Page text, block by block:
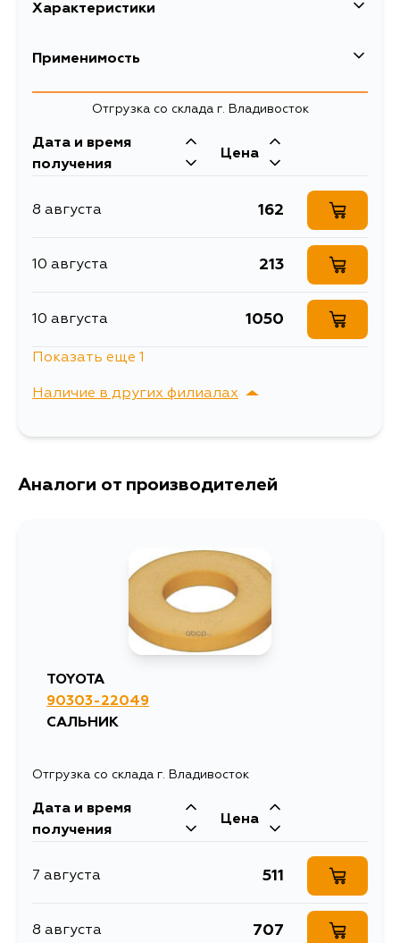
Характеристики
Высота упаковки, мм
0.009
Описание
ПЫЛЬНИК-ШАЙБА
Ширина упаковки, мм
Применимость
Отгрузка со склада г. Владивосток
Дата и время
получения
Цена
8 августа 162
10 августа 213
10 августа 1050
Показать еще 1
Наличие в других филиалах
г. Владивосток,
Аналоги от производителей
TOYOTA
90303-22049
САЛЬНИК
Отгрузка со склада г. Владивосток
Дата и время
получения
Цена
7 августа 511
8 августа 707